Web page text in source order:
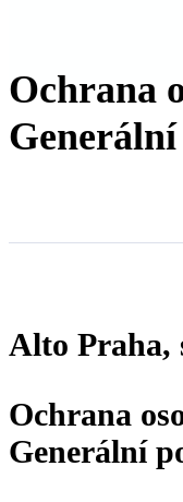
Ochrana
Alto Praha,
Ochrana
Generální